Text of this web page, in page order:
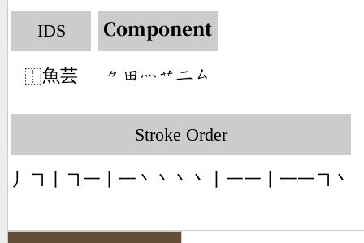
IDS
⿰魚芸
Component
󶀾󶄬󶃺󶃋󶀒󶁗
Stroke Order
丿㇕丨㇕一丨一丶丶丶丶丨一一丨一一㇕丶